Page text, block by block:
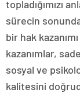
topladığımızı
sürecin
bir hak
kazanımlar,
sosyal ve
kalitesini